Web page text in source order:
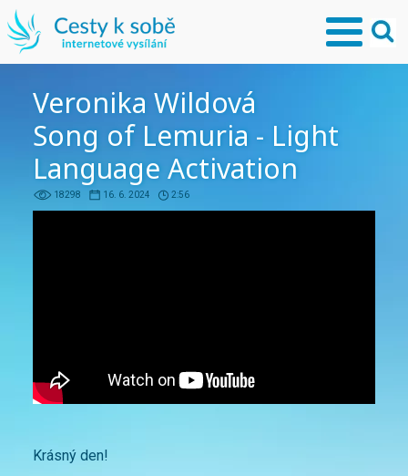
Veronika Wildová
Song of Lemuria - Light
Language Activation
18298 16. 6. 2024 2:56
Krásný den!